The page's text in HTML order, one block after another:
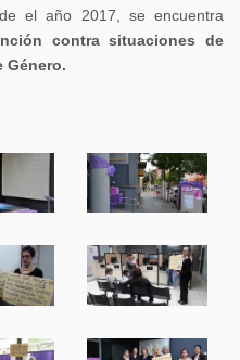
el año 2017, se encuentra
contra situaciones de
Género.